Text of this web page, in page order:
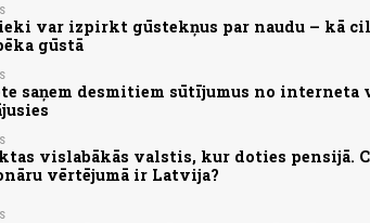
var izpirkt gūstekņus par naudu – kā
gūstā
saņem desmitiem sūtījumus no interneta
vislabākās valstis, kur doties pensijā.
vērtējumā ir Latvija?